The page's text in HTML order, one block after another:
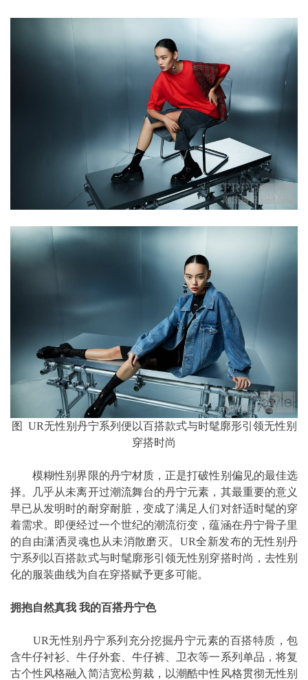
图 UR无性别丹宁系列便以百搭款式与时髦廓形引领无性别
穿搭时尚
模糊性别界限的丹宁材质，正是打破性别偏见的最佳选
择。几乎从未离开过潮流舞台的丹宁元素，其最重要的意义
早已从发明时的耐穿耐脏，变成了满足人们对舒适时髦的穿
着需求。即便经过一个世纪的潮流衍变，蕴涵在丹宁骨子里
的自由潇洒灵魂也从未消散磨灭。UR全新发布的无性别丹
宁系列以百搭款式与时髦廓形引领无性别穿搭时尚，去性别
化的服装曲线为自在穿搭赋予更多可能。
拥抱自然真我 我的百搭丹宁色
UR无性别丹宁系列充分挖掘丹宁元素的百搭特质，包
含牛仔衬衫、牛仔外套、牛仔裤、卫衣等一系列单品，将复
古个性风格融入简洁宽松剪裁，以潮酷中性风格贯彻无性别